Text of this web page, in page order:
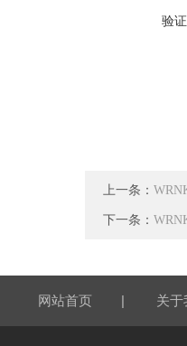
验
上一条：
下一条：
网站首页 | 关于